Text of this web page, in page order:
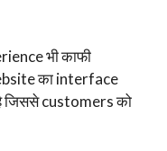
भी काफी
का interface
जिससे customers को